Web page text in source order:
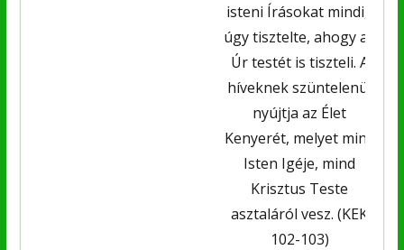
isteni Írásokat mindig
úgy tisztelte, ahogy az
Úr testét is tiszteli. A
híveknek szüntelenül
nyújtja az Élet
Kenyerét, melyet mind
Isten Igéje, mind
Krisztus Teste
asztaláról vesz. (KEK
102-103)